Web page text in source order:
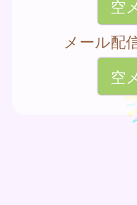
空
メール配
空